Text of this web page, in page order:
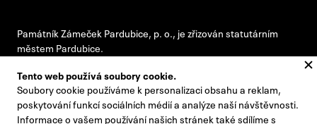
Památník Zámeček Pardubice, p. o., je zřizován statutárním
městem Pardubice.
#pamatnikzamecek
Tento web používá soubory cookie.
Soubory cookie používáme k personalizaci obsahu a reklam,
poskytování funkcí sociálních médií a analýze naší návštěvnosti.
Informace o vašem používání našich stránek také sdílíme s